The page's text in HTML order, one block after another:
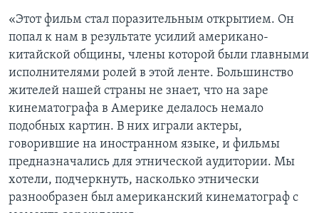
«Этот фильм стал поразительным открытием. Он
попал к нам в результате усилий американо-
китайской общины, члены которой были главными
исполнителями ролей в этой ленте. Большинство
жителей нашей страны не знает, что на заре
кинематографа в Америке делалось немало
подобных картин. В них играли актеры,
говорившие на иностранном языке, и фильмы
предназначались для этнической аудитории. Мы
хотели, подчеркнуть, насколько этнически
разнообразен был американский кинематограф с